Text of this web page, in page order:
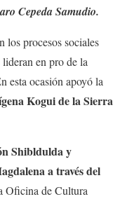
Cepeda Samudio.
los procesos sociales
en pro de la
esta ocasión apoyó la
Kogui de la Sierra
Shibldulda y
a través del
Oficina de Cultura